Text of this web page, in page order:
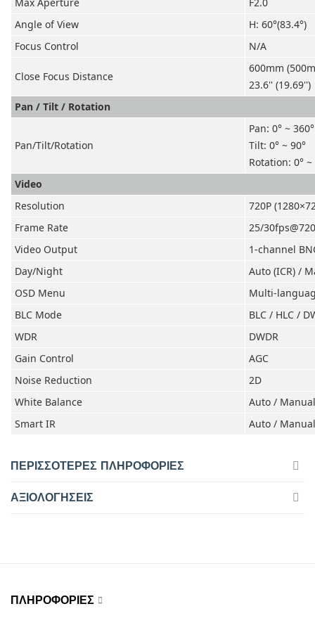
Angle of View
H: 60°(83.4°)
Focus Control
N/A
Close Focus Distance
600mm
23.6'' (19.69'')
Pan / Tilt / Rotation
Pan/Tilt/Rotation
Pan: 0° ~ 360°
Tilt: 0° ~ 90°
Rotation: 0° ~
Video
Resolution
720P
Frame Rate
25/
Video Output
1-channel
Day/Night
Auto (ICR) /
OSD Menu
Multi-
BLC Mode
BLC / HLC /
WDR
DWDR
Gain Control
AGC
Noise Reduction
2D
White Balance
Auto / Manual
Smart IR
Auto / Manual
ΠΕΡΙΣΣΌΤΕΡΕΣ ΠΛΗΡΟΦΟΡΊΕΣ
ΑΞΙΟΛΟΓΉΣΕΙΣ
ΠΛΗΡΟΦΟΡΊΕΣ